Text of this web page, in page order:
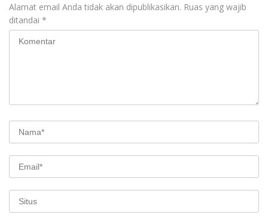
Alamat email Anda tidak akan dipublikasikan. Ruas yang wajib
ditandai *